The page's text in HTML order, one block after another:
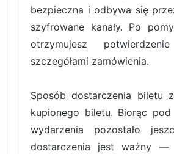
bezpieczna i odbywa się
szyfrowane kanały. Po
otrzymujesz
szczegółami zamówienia.
Sposób dostarczenia biletu
kupionego biletu. Biorąc
wydarzenia pozostało
dostarczenia jest ważny —